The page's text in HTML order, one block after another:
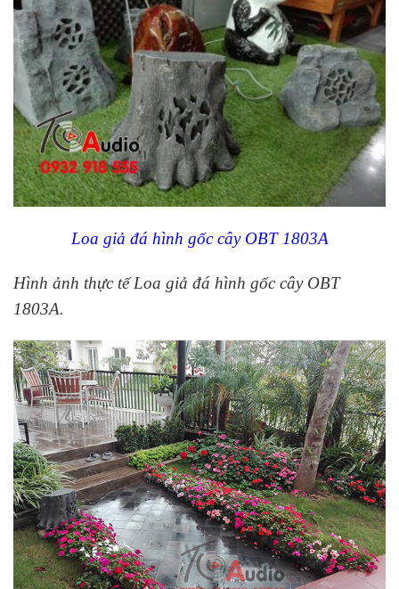
Loa giả đá hình gốc cây OBT 1803A
Hình ảnh thực tế Loa giả đá hình gốc cây OBT
1803A.